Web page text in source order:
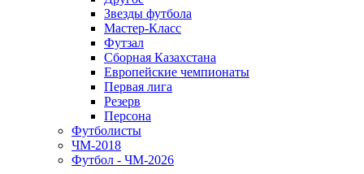
Звезды футбола
Мастер-Класс
Футзал
Сборная Казахстана
Европейские чемпионаты
Первая лига
Резерв
Персона
Футболисты
ЧМ-2018
Футбол - ЧМ-2026